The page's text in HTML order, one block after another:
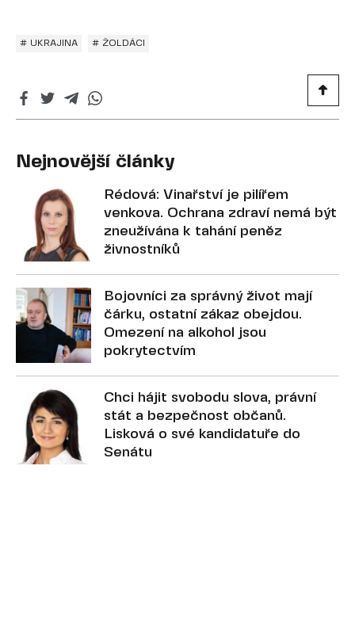
# UKRAJINA # ŽOLDÁCI
Nejnovější články
Rédová: Vinařství je pilířem
venkova. Ochrana zdraví nemá být
zneužívána k tahání peněz
živnostníků
Bojovníci za správný život mají
čárku, ostatní zákaz obejdou.
Omezení na alkohol jsou
pokrytectvím
Chci hájit svobodu slova, právní
stát a bezpečnost občanů.
Lisková o své kandidatuře do
Senátu